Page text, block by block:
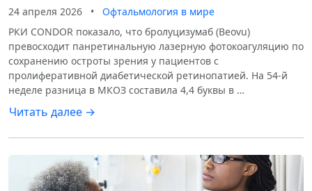
24 апреля 2026 •
Офтальмология в мире
РКИ CONDOR показало, что бролуцизумаб (Beovu)
превосходит панретинальную лазерную фотокоагуляцию по
сохранению остроты зрения у пациентов с
пролиферативной диабетической ретинопатией. На 54-й
неделе разница в МКОЗ составила 4,4 буквы в …
Читать далее →